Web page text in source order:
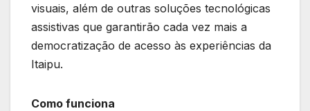
visuais, além de outras soluções tecnológicas
assistivas que garantirão cada vez mais a
democratização de acesso às experiências da
Itaipu.
Como funciona